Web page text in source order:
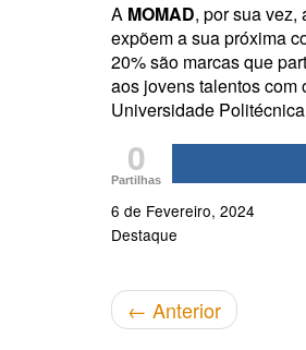
A MOMAD, por sua vez,
expõem a sua próxima
20% são marcas que
aos jovens talentos com
Universidade
0
Partilhas
6 de Fevereiro, 2024
Destaque
← Anterior